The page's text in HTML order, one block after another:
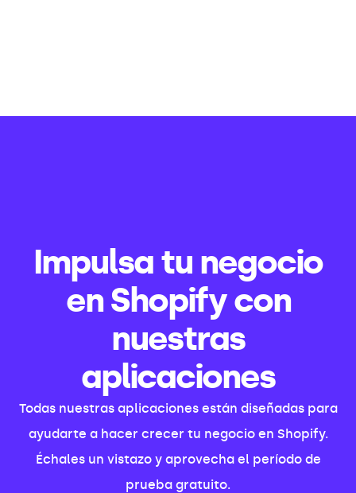
Impulsa tu negocio
en Shopify con
nuestras
aplicaciones
Todas nuestras aplicaciones están diseñadas para
ayudarte a hacer crecer tu negocio en Shopify.
Échales un vistazo y aprovecha el período de
prueba gratuito.